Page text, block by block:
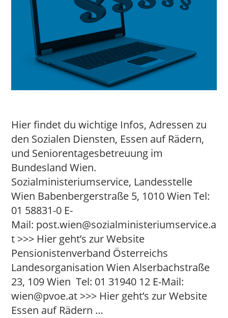
Hier findet du wichtige Infos, Adressen zu
den Sozialen Diensten, Essen auf Rädern,
und Seniorentagesbetreuung im
Bundesland Wien.
Sozialministeriumservice, Landesstelle
Wien Babenbergerstraße 5, 1010 Wien Tel:
01 58831-0 E-
Mail: post.wien@sozialministeriumservice.a
t >>> Hier geht’s zur Website
Pensionistenverband Österreichs
Landesorganisation Wien Alserbachstraße
23, 109 Wien Tel: 01 31940 12 E-Mail:
wien@pvoe.at >>> Hier geht’s zur Website
Essen auf Rädern …